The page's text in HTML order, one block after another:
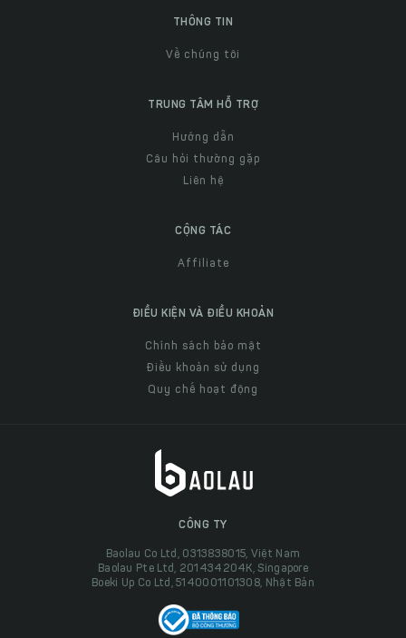
THÔNG TIN
Về chúng tôi
TRUNG TÂM HỖ TRỢ
Hướng dẫn
Câu hỏi thường gặp
Liên hệ
CỘNG TÁC
Affiliate
ĐIỀU KIỆN VÀ ĐIỀU KHOẢN
Chính sách bảo mật
Điều khoản sử dụng
Quy chế hoạt động
CÔNG TY
Baolau Co Ltd, 0313838015, Việt Nam
Baolau Pte Ltd, 201434204K, Singapore
Boeki Up Co Ltd, 5140001101308, Nhật Bản